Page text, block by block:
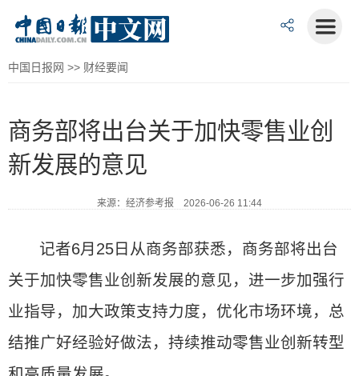
中国日报网 >> 财经要闻
商务部将出台关于加快零售业创
新发展的意见
来源：经济参考报 2026-06-26 11:44
记者6月25日从商务部获悉，商务部将出台
关于加快零售业创新发展的意见，进一步加强行
业指导，加大政策支持力度，优化市场环境，总
结推广好经验好做法，持续推动零售业创新转型